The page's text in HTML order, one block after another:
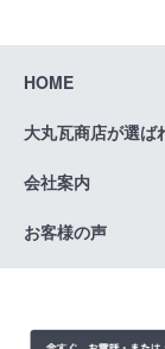
HOME
大丸瓦商店が選ば
会社案内
お客様の声